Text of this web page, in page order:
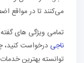
می‌کنند تا در مواقع
تمامی ویژگی های
ناجی
توانسته بهترین